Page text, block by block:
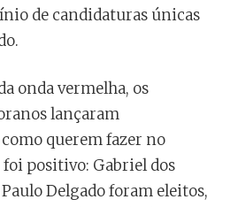
de candidaturas únicas
onda vermelha, os
lançaram
querem fazer no
positivo: Gabriel dos
Delgado foram eleitos,